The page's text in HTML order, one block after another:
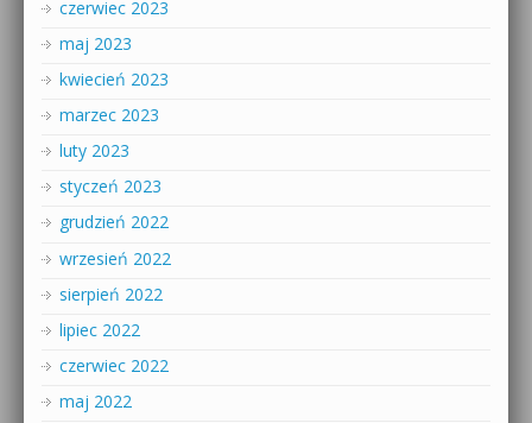
czerwiec 2023
maj 2023
kwiecień 2023
marzec 2023
luty 2023
styczeń 2023
grudzień 2022
wrzesień 2022
sierpień 2022
lipiec 2022
czerwiec 2022
maj 2022